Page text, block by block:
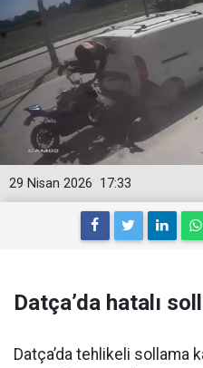
17:33
29 Nisan 2026
Datça’da hatalı
Datça’da tehlikeli sollama